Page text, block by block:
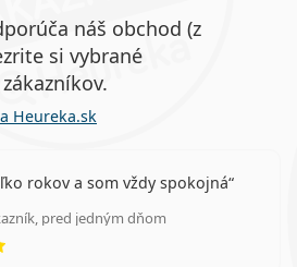
náš obchod (z
si vybrané
Heureka.sk
rokov a som vždy spokojná
pred jedným dňom
hodnotenie 5 z 5